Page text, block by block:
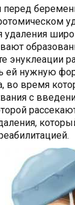
перед
энуклеации
ей нужную
во время
с